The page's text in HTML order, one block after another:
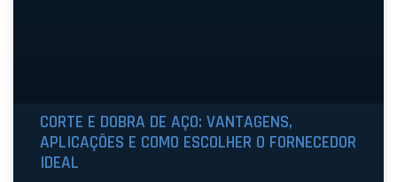
CORTE E DOBRA DE AÇO: VANTAGENS,
APLICAÇÕES E COMO ESCOLHER O FORNECEDOR
IDEAL